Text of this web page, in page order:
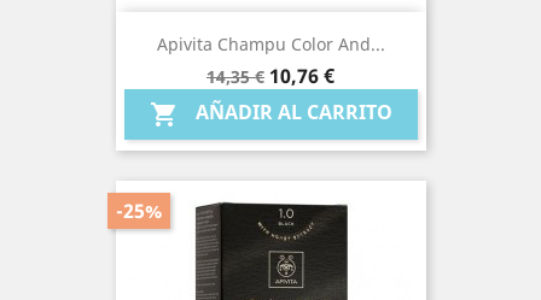
Apivita Champu Color And...
Precio
base
14,35 € Precio
10,76 €
 AÑADIR AL CARRITO
-25%